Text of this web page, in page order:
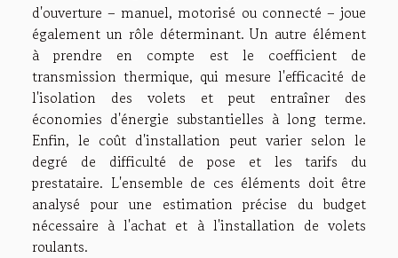
d'ouverture – manuel, motorisé ou connecté – joue
également un rôle déterminant. Un autre élément
à prendre en compte est le coefficient de
transmission thermique, qui mesure l'efficacité de
l'isolation des volets et peut entraîner des
économies d'énergie substantielles à long terme.
Enfin, le coût d'installation peut varier selon le
degré de difficulté de pose et les tarifs du
prestataire. L'ensemble de ces éléments doit être
analysé pour une estimation précise du budget
nécessaire à l'achat et à l'installation de volets
roulants.